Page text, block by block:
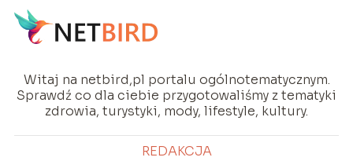
Witaj na netbird,pl portalu ogólnotematycznym.
Sprawdź co dla ciebie przygotowaliśmy z tematyki
zdrowia, turystyki, mody, lifestyle, kultury.
REDAKCJA